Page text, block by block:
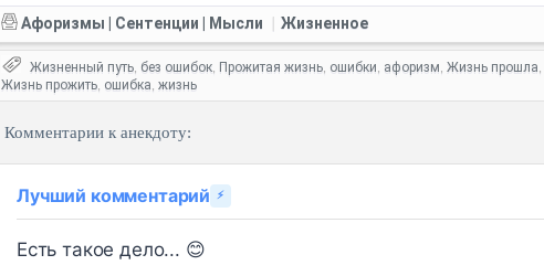
Афоризмы | Сентенции | Мысли Жизненное
Жизненный путь, без ошибок, Прожитая жизнь, ошибки, афоризм, Жизнь прошла,
Жизнь прожить, ошибка, жизнь
Комментарии к анекдоту:
Лучший комментарий ⚡
Есть такое дело... 😊